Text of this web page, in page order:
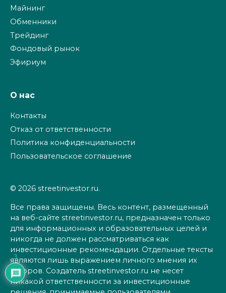
Майнинг
Обменники
Трейдинг
Фондовый рынок
Эфириум
О нас
Контакты
Отказ от ответственности
Политика конфиденциальности
Пользовательское соглашение
© 2026 streetinvestor.ru.
Все права защищены. Весь контент, размещенный
на веб-сайте streetinvestor.ru, предназначен только
для информационных и образовательных целей и
никогда не должен рассматриваться как
инвестиционные рекомендации. Отдельные тексты
являются лишь выражением личного мнения их
авторов. Создатель streetinvestor.ru не несет
никакой ответственности за инвестиционные
3